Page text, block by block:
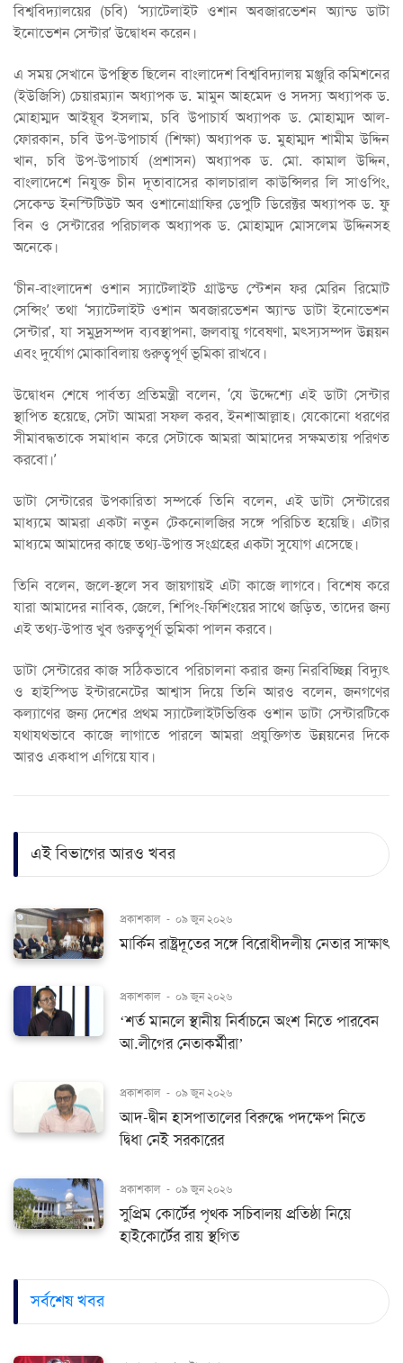
বিশ্ববিদ্যালয়ের (চবি) ‘স্যাটেলাইট ওশান অবজারভেশন অ্যান্ড ডাটা
ইনোভেশন সেন্টার’ উদ্বোধন করেন।
এ সময় সেখানে উপস্থিত ছিলেন বাংলাদেশ বিশ্ববিদ্যালয় মঞ্জুরি কমিশনের
(ইউজিসি) চেয়ারম্যান অধ্যাপক ড. মামুন আহমেদ ও সদস্য অধ্যাপক ড.
মোহাম্মদ আইয়ূব ইসলাম, চবি উপাচার্য অধ্যাপক ড. মোহাম্মদ আল-
ফোরকান, চবি উপ-উপাচার্য (শিক্ষা) অধ্যাপক ড. মুহাম্মদ শামীম উদ্দিন
খান, চবি উপ-উপাচার্য (প্রশাসন) অধ্যাপক ড. মো. কামাল উদ্দিন,
বাংলাদেশে নিযুক্ত চীন দূতাবাসের কালচারাল কাউন্সিলর লি সাওপিং,
সেকেন্ড ইনস্টিটিউট অব ওশানোগ্রাফির ডেপুটি ডিরেক্টর অধ্যাপক ড. ফু
বিন ও সেন্টারের পরিচালক অধ্যাপক ড. মোহাম্মদ মোসলেম উদ্দিনসহ
অনেকে।
‘চীন-বাংলাদেশ ওশান স্যাটেলাইট গ্রাউন্ড স্টেশন ফর মেরিন রিমোট
সেন্সিং’ তথা ‘স্যাটেলাইট ওশান অবজারভেশন অ্যান্ড ডাটা ইনোভেশন
সেন্টার’, যা সমুদ্রসম্পদ ব্যবস্থাপনা, জলবায়ু গবেষণা, মৎস্যসম্পদ উন্নয়ন
এবং দুর্যোগ মোকাবিলায় গুরুত্বপূর্ণ ভূমিকা রাখবে।
উদ্বোধন শেষে পার্বত্য প্রতিমন্ত্রী বলেন, ‘যে উদ্দেশ্যে এই ডাটা সেন্টার
স্থাপিত হয়েছে, সেটা আমরা সফল করব, ইনশাআল্লাহ। যেকোনো ধরণের
সীমাবদ্ধতাকে সমাধান করে সেটাকে আমরা আমাদের সক্ষমতায় পরিণত
করবো।’
ডাটা সেন্টারের উপকারিতা সম্পর্কে তিনি বলেন, এই ডাটা সেন্টারের
মাধ্যমে আমরা একটা নতুন টেকনোলজির সঙ্গে পরিচিত হয়েছি। এটার
মাধ্যমে আমাদের কাছে তথ্য-উপাত্ত সংগ্রহের একটা সুযোগ এসেছে।
তিনি বলেন, জলে-স্থলে সব জায়গায়ই এটা কাজে লাগবে। বিশেষ করে
যারা আমাদের নাবিক, জেলে, শিপিং-ফিশিংয়ের সাথে জড়িত, তাদের জন্য
এই তথ্য-উপাত্ত খুব গুরুত্বপূর্ণ ভূমিকা পালন করবে।
ডাটা সেন্টারের কাজ সঠিকভাবে পরিচালনা করার জন্য নিরবিচ্ছিন্ন বিদ্যুৎ
ও হাইস্পিড ইন্টারনেটের আশ্বাস দিয়ে তিনি আরও বলেন, জনগণের
কল্যাণের জন্য দেশের প্রথম স্যাটেলাইটভিত্তিক ওশান ডাটা সেন্টারটিকে
যথাযথভাবে কাজে লাগাতে পারলে আমরা প্রযুক্তিগত উন্নয়নের দিকে
আরও একধাপ এগিয়ে যাব।
এই বিভাগের আরও খবর
প্রকাশকাল - ০৯ জুন ২০২৬
মার্কিন রাষ্ট্রদূতের সঙ্গে বিরোধীদলীয় নেতার সাক্ষাৎ
প্রকাশকাল - ০৯ জুন ২০২৬
‘শর্ত মানলে স্থানীয় নির্বাচনে অংশ নিতে পারবেন
আ.লীগের নেতাকর্মীরা’
প্রকাশকাল - ০৯ জুন ২০২৬
আদ-দ্বীন হাসপাতালের বিরুদ্ধে পদক্ষেপ নিতে
দ্বিধা নেই সরকারের
প্রকাশকাল - ০৯ জুন ২০২৬
সুপ্রিম কোর্টের পৃথক সচিবালয় প্রতিষ্ঠা নিয়ে
হাইকোর্টের রায় স্থগিত
সর্বশেষ খবর